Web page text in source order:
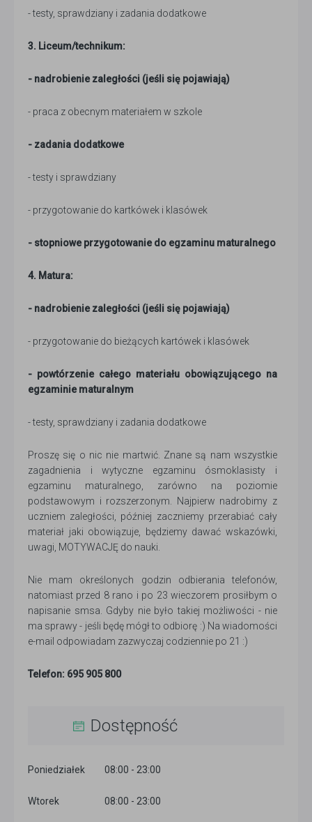
- testy, sprawdziany i zadania dodatkowe
3. Liceum/technikum:
- nadrobienie zaległości (jeśli się pojawiają)
- praca z obecnym materiałem w szkole
- zadania dodatkowe
- testy i sprawdziany
- przygotowanie do kartkówek i klasówek
- stopniowe przygotowanie do egzaminu maturalnego
4. Matura:
- nadrobienie zaległości (jeśli się pojawiają)
- przygotowanie do bieżących kartówek i klasówek
- powtórzenie całego materiału obowiązującego na
egzaminie maturalnym
- testy, sprawdziany i zadania dodatkowe
Proszę się o nic nie martwić. Znane są nam wszystkie
zagadnienia i wytyczne egzaminu ósmoklasisty i
egzaminu maturalnego, zarówno na poziomie
podstawowym i rozszerzonym. Najpierw nadrobimy z
uczniem zaległości, później zaczniemy przerabiać cały
materiał jaki obowiązuje, będziemy dawać wskazówki,
uwagi, MOTYWACJĘ do nauki.
Nie mam określonych godzin odbierania telefonów,
natomiast przed 8 rano i po 23 wieczorem prosiłbym o
napisanie smsa. Gdyby nie było takiej możliwości - nie
ma sprawy - jeśli będę mógł to odbiorę :) Na wiadomości
e-mail odpowiadam zazwyczaj codziennie po 21 :)
Telefon: 695 905 800
Dostępność
Poniedziałek 08:00 - 23:00
Wtorek 08:00 - 23:00